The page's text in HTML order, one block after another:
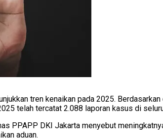
tren kenaikan pada 2025.
telah tercatat 2.088 laporan kasus di
PPAPP DKI Jakarta menyebut
aduan.